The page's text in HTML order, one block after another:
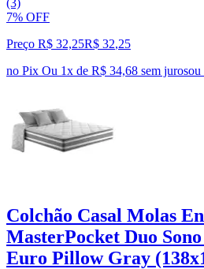
7% OFF
Preço R$ 32,25R$ 32,25
no Pix Ou 1x de R$ 34,68 sem jurosou
Colchão Casal Molas
MasterPocket Duo
Euro Pillow Gray